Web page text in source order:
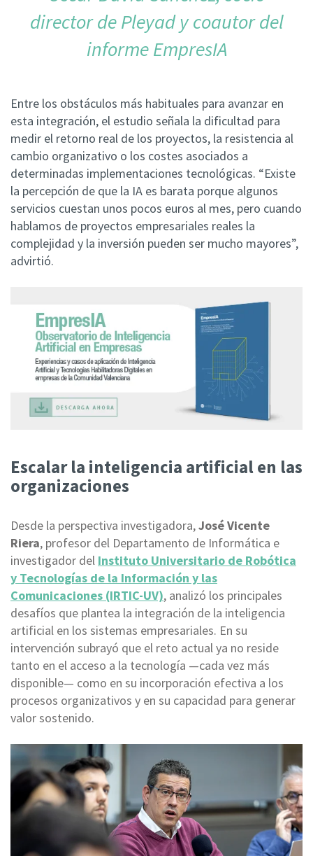
director de Pleyad y coautor del
informe EmpresIA
Entre los obstáculos más habituales para avanzar en
esta integración, el estudio señala la dificultad para
medir el retorno real de los proyectos, la resistencia al
cambio organizativo o los costes asociados a
determinadas implementaciones tecnológicas. “Existe
la percepción de que la IA es barata porque algunos
servicios cuestan unos pocos euros al mes, pero cuando
hablamos de proyectos empresariales reales la
complejidad y la inversión pueden ser mucho mayores”,
advirtió.
Escalar la inteligencia artificial en las
organizaciones
Desde la perspectiva investigadora,José Vicente
Riera, profesor del Departamento de Informática e
investigador del Instituto Universitario de Robótica
y Tecnologías de la Información y las
Comunicaciones (IRTIC-UV), analizó los principales
desafíos que plantea la integración de la inteligencia
artificial en los sistemas empresariales. En su
intervención subrayó que el reto actual ya no reside
tanto en el acceso a la tecnología —cada vez más
disponible— como en su incorporación efectiva a los
procesos organizativos y en su capacidad para generar
valor sostenido.